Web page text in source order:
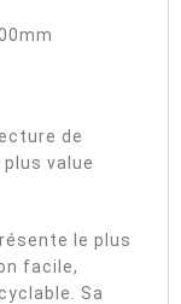
de
value
le plus
facile,
Sa